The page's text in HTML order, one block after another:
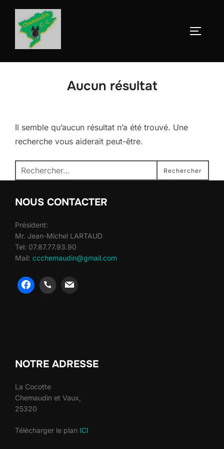
Aller
contenu
Aucun résultat
Il semble qu’aucun résultat n’a été trouvé. Une
recherche vous aiderait peut-être.
Recherche
pour :
Rechercher
NOUS CONTACTER
Président:
Mr. Jean-Michel LARTAUD
Tel: 07.87.77.93.90
Mail: ccchemaudin@gmail.com
NOTRE ADRESSE
La Cocotte
Chemaudin et Vaux,
25320
Télécharger le plan ICI